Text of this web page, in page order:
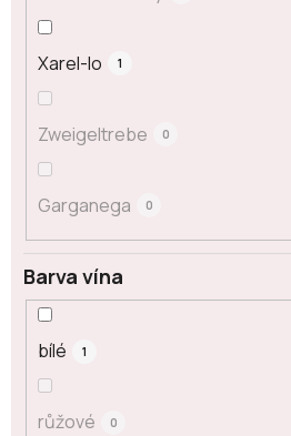
Xarel-lo 1
Zweigeltrebe 0
Garganega 0
Barva vína
bílé 1
růžové 0